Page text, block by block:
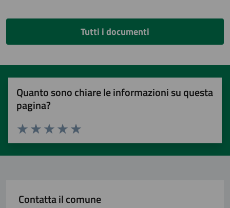
Tutti i documenti
Quanto sono chiare le informazioni su questa
pagina?
Valuta 5 stelle su 5
Valuta 4 stelle su 5
Valuta 3 stelle su 5
Valuta 2 stelle su 5
Valuta 1 stelle su 5
Contatta il comune